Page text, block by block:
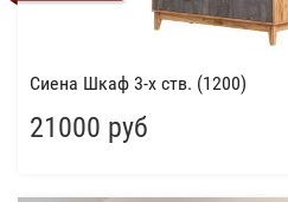
Сиена Шкаф 3-х ств. (1200)
21000 руб